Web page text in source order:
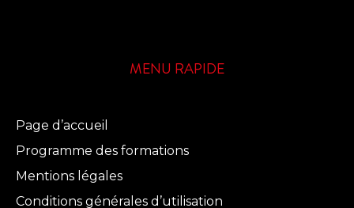
MENU RAPIDE
Page d’accueil
Programme des formations
Mentions légales
Conditions générales d’utilisation